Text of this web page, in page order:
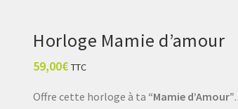
Horloge Mamie d’amour
59,00€ TTC
Offre cette horloge à ta “Mamie d’Amour”